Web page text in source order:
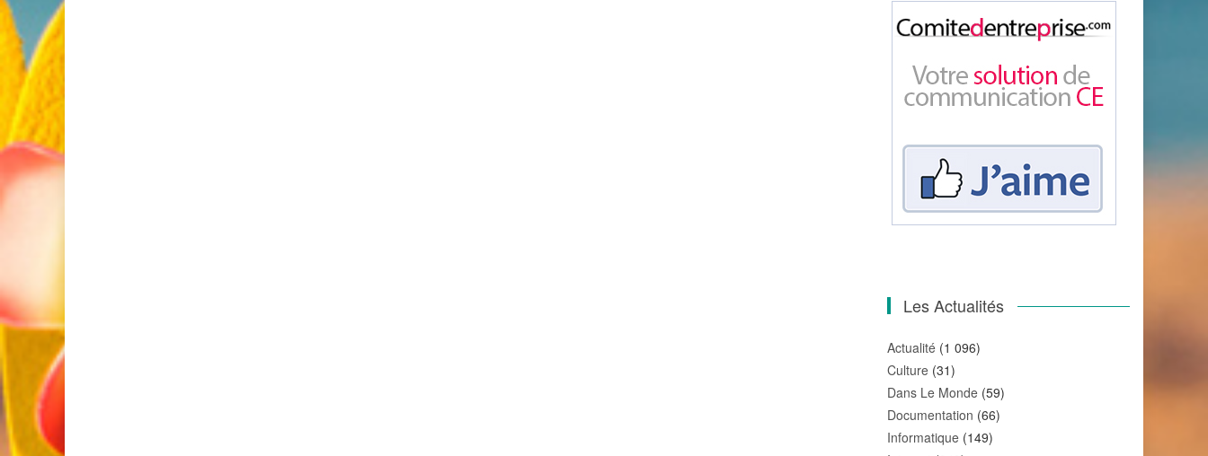
Les Actualités
Actualité (1 096)
Culture (31)
Dans Le Monde (59)
Documentation (66)
Informatique (149)